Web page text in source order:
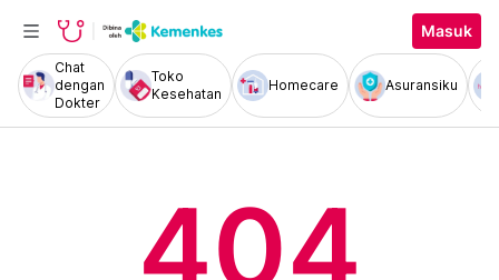
Masuk
Chat
dengan
Dokter
Toko
Kesehatan
Homecare Asuransiku
404